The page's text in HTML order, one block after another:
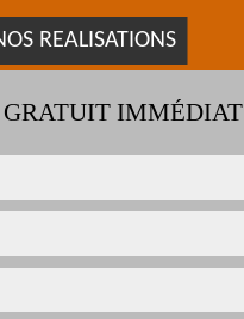
REALISATIONS
IMMÉDIAT